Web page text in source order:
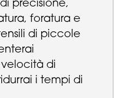
precisione,
foratura e
di piccole
di
i tempi di